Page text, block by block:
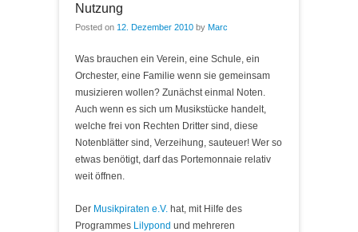
Nutzung
Posted on 12. Dezember 2010 by Marc
Was brauchen ein Verein, eine Schule, ein
Orchester, eine Familie wenn sie gemeinsam
musizieren wollen? Zunächst einmal Noten.
Auch wenn es sich um Musikstücke handelt,
welche frei von Rechten Dritter sind, diese
Notenblätter sind, Verzeihung, sauteuer! Wer so
etwas benötigt, darf das Portemonnaie relativ
weit öffnen.
Der Musikpiraten e.V. hat, mit Hilfe des
Programmes Lilypond und mehreren